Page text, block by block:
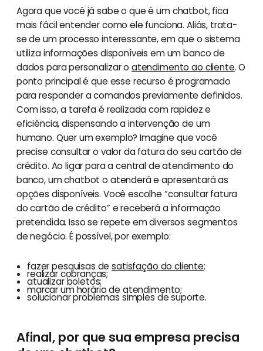
Agora que você já sabe o que é um chatbot, fica
mais fácil entender como ele funciona. Aliás, trata-
se de um processo interessante, em que o sistema
utiliza informações disponíveis em um banco de
dados para personalizar o atendimento ao cliente. O
ponto principal é que esse recurso é programado
para responder a comandos previamente definidos.
Com isso, a tarefa é realizada com rapidez e
eficiência, dispensando a intervenção de um
humano. Quer um exemplo? Imagine que você
precise consultar o valor da fatura do seu cartão de
crédito. Ao ligar para a central de atendimento do
banco, um chatbot o atenderá e apresentará as
opções disponíveis. Você escolhe “consultar fatura
do cartão de crédito” e receberá a informação
pretendida. Isso se repete em diversos segmentos
de negócio. É possível, por exemplo:
fazer pesquisas desatisfação do cliente;
realizar cobranças;
atualizar boletos;
marcar um horário de atendimento;
solucionar problemas simples de suporte.
Afinal, por que sua empresa precisa